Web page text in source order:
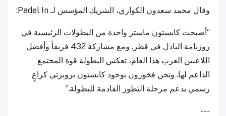
وقال محمد سعدون الكواري، الشريك المؤسس لـ Padel In:
“أصبحت كابستون ماستر واحدة من البطولات الرئيسية في
روزنامة البادل في قطر. ومع مشاركة 432 فريقاً وأفضل
اللاعبين العرب هذا العام، تعكس البطولة قوة المجتمع
الداعم لها. ونحن فخورون بوجود كابستون بروبرتي كراعٍ
رسمي يدعم مرحلة التطور القادمة للبطولة.”
---